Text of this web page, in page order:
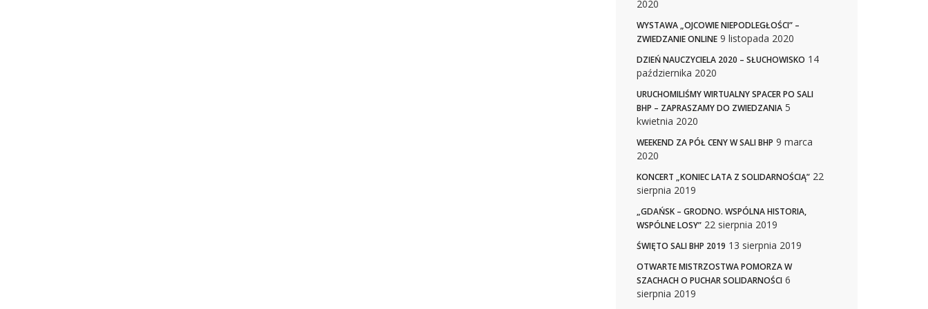
2020
WYSTAWA „OJCOWIE NIEPODLEGŁOŚCI” –
ZWIEDZANIE ONLINE 9 listopada 2020
DZIEŃ NAUCZYCIELA 2020 – SŁUCHOWISKO 14
października 2020
URUCHOMILIŚMY WIRTUALNY SPACER PO SALI
BHP – ZAPRASZAMY DO ZWIEDZANIA 5
kwietnia 2020
WEEKEND ZA PÓŁ CENY W SALI BHP 9 marca
2020
KONCERT „KONIEC LATA Z SOLIDARNOŚCIĄ” 22
sierpnia 2019
„GDAŃSK – GRODNO. WSPÓLNA HISTORIA,
WSPÓLNE LOSY” 22 sierpnia 2019
ŚWIĘTO SALI BHP 2019 13 sierpnia 2019
OTWARTE MISTRZOSTWA POMORZA W
SZACHACH O PUCHAR SOLIDARNOŚCI 6
sierpnia 2019